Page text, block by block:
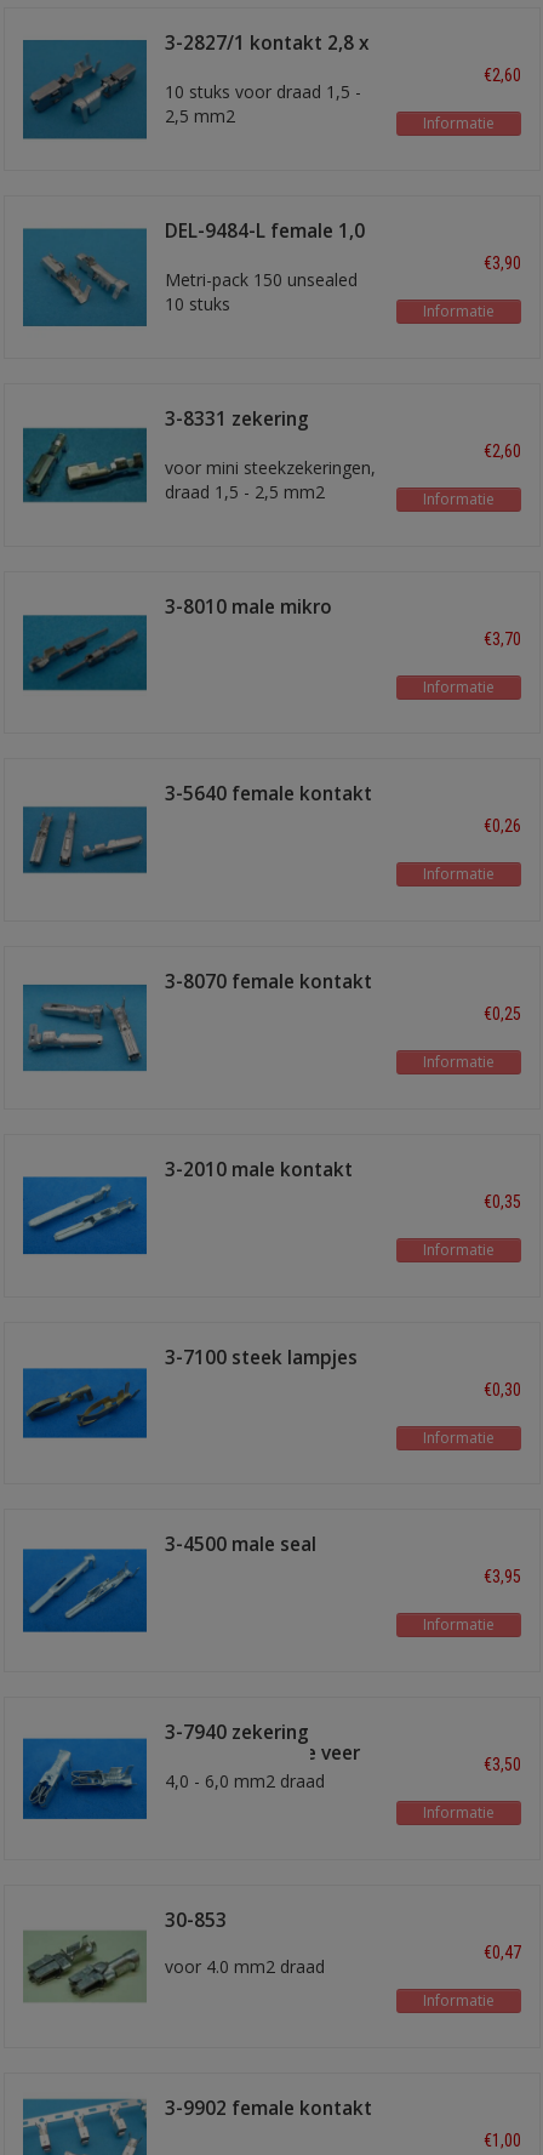
3-2827/1 kontakt 2,8 x
10 stuks voor draad 1,5 -
2,5 mm2
€2,60
Informatie
DEL-9484-L female 1,0
Metri-pack 150 unsealed
10 stuks
€3,90
Informatie
3-8331 zekering
voor mini steekzekeringen,
draad 1,5 - 2,5 mm2
€2,60
Informatie
3-8010 male mikro
€3,70
Informatie
3-5640 female kontakt
€0,26
Informatie
3-8070 female kontakt
€0,25
Informatie
3-2010 male kontakt
€0,35
Informatie
3-7100 steek lampjes
€0,30
Informatie
3-4500 male seal
€3,95
Informatie
3-7940 zekering
kontakt dubbele veer
4,0 - 6,0 mm2 draad
€3,50
Informatie
30-853
voor 4.0 mm2 draad
€0,47
Informatie
3-9902 female kontakt
€1,00